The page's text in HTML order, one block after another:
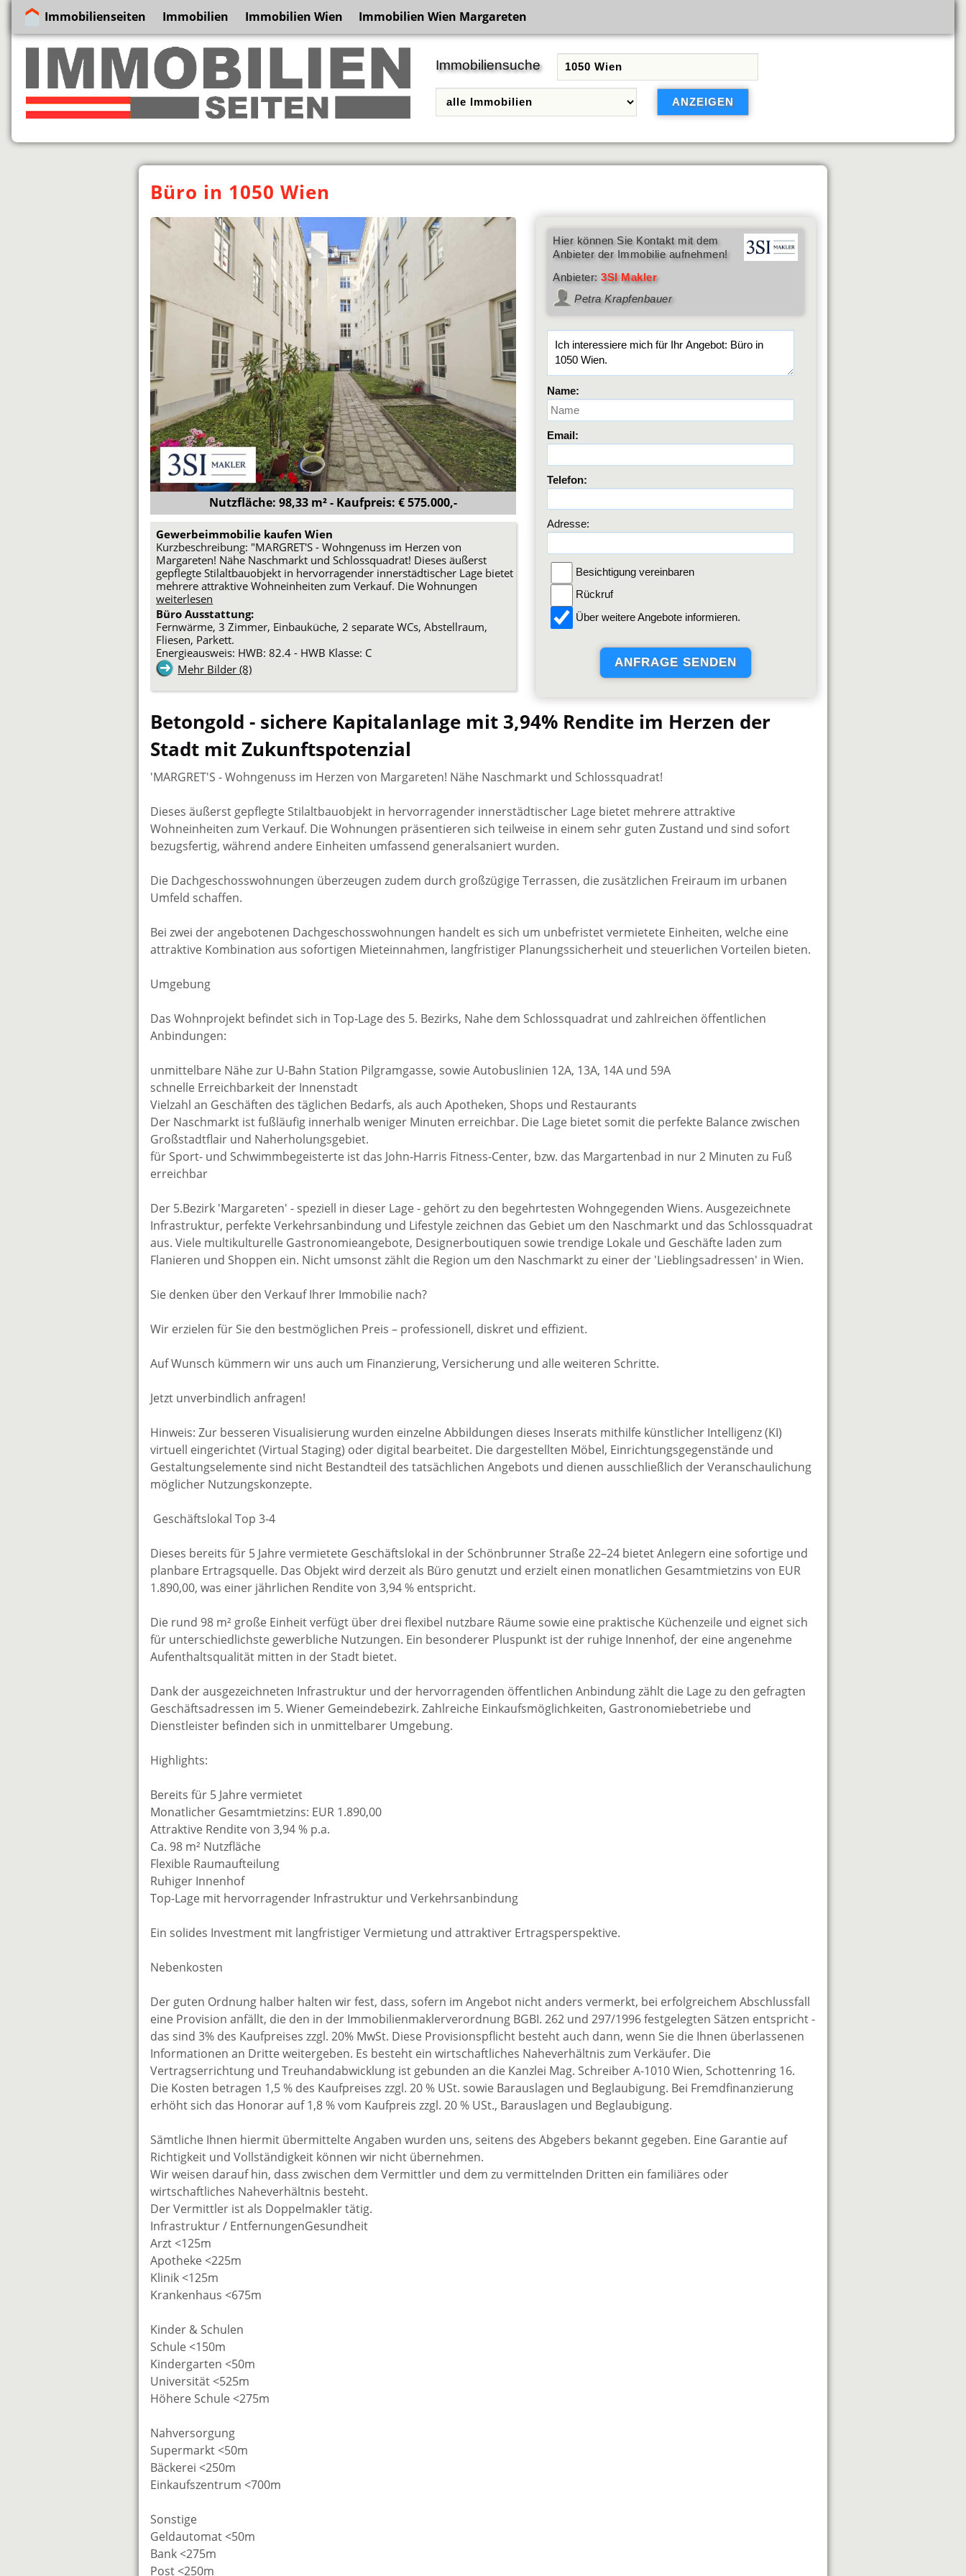
Immobilienseiten Immobilien Immobilien Wien Immobilien Wien Margareten
Immobiliensuche
Büro in 1050 Wien
Nutzfläche: 98,33 m² - Kaufpreis: € 575.000,-
Gewerbeimmobilie kaufen Wien
Kurzbeschreibung: "MARGRET'S - Wohngenuss im Herzen von
Margareten! Nähe Naschmarkt und Schlossquadrat! Dieses äußerst
gepflegte Stilaltbauobjekt in hervorragender innerstädtischer Lage bietet
mehrere attraktive Wohneinheiten zum Verkauf. Die Wohnungen
weiterlesen
Büro Ausstattung:
Fernwärme, 3 Zimmer, Einbauküche, 2 separate WCs, Abstellraum,
Fliesen, Parkett.
Energieausweis: HWB: 82.4 - HWB Klasse: C
Mehr Bilder (8)
Hier können Sie Kontakt mit dem
Anbieter der Immobilie aufnehmen!
Anbieter:3SI Makler
Petra Krapfenbauer
Name:
Email:
Telefon:
Adresse:
Besichtigung vereinbaren
Rückruf
Über weitere Angebote informieren.
Betongold - sichere Kapitalanlage mit 3,94% Rendite im Herzen der
Stadt mit Zukunftspotenzial
'MARGRET'S - Wohngenuss im Herzen von Margareten! Nähe Naschmarkt und Schlossquadrat!
Dieses äußerst gepflegte Stilaltbauobjekt in hervorragender innerstädtischer Lage bietet mehrere attraktive
Wohneinheiten zum Verkauf. Die Wohnungen präsentieren sich teilweise in einem sehr guten Zustand und sind sofort
bezugsfertig, während andere Einheiten umfassend generalsaniert wurden.
Die Dachgeschosswohnungen überzeugen zudem durch großzügige Terrassen, die zusätzlichen Freiraum im urbanen
Umfeld schaffen.
Bei zwei der angebotenen Dachgeschosswohnungen handelt es sich um unbefristet vermietete Einheiten, welche eine
attraktive Kombination aus sofortigen Mieteinnahmen, langfristiger Planungssicherheit und steuerlichen Vorteilen bieten.
Umgebung
Das Wohnprojekt befindet sich in Top-Lage des 5. Bezirks, Nahe dem Schlossquadrat und zahlreichen öffentlichen
Anbindungen:
unmittelbare Nähe zur U-Bahn Station Pilgramgasse, sowie Autobuslinien 12A, 13A, 14A und 59A
schnelle Erreichbarkeit der Innenstadt
Vielzahl an Geschäften des täglichen Bedarfs, als auch Apotheken, Shops und Restaurants
Der Naschmarkt ist fußläufig innerhalb weniger Minuten erreichbar. Die Lage bietet somit die perfekte Balance zwischen
Großstadtflair und Naherholungsgebiet.
für Sport- und Schwimmbegeisterte ist das John-Harris Fitness-Center, bzw. das Margartenbad in nur 2 Minuten zu Fuß
erreichbar
Der 5.Bezirk 'Margareten' - speziell in dieser Lage - gehört zu den begehrtesten Wohngegenden Wiens. Ausgezeichnete
Infrastruktur, perfekte Verkehrsanbindung und Lifestyle zeichnen das Gebiet um den Naschmarkt und das Schlossquadrat
aus. Viele multikulturelle Gastronomieangebote, Designerboutiquen sowie trendige Lokale und Geschäfte laden zum
Flanieren und Shoppen ein. Nicht umsonst zählt die Region um den Naschmarkt zu einer der 'Lieblingsadressen' in Wien.
Sie denken über den Verkauf Ihrer Immobilie nach?
Wir erzielen für Sie den bestmöglichen Preis – professionell, diskret und effizient.
Auf Wunsch kümmern wir uns auch um Finanzierung, Versicherung und alle weiteren Schritte.
Jetzt unverbindlich anfragen!
Hinweis: Zur besseren Visualisierung wurden einzelne Abbildungen dieses Inserats mithilfe künstlicher Intelligenz (KI)
virtuell eingerichtet (Virtual Staging) oder digital bearbeitet. Die dargestellten Möbel, Einrichtungsgegenstände und
Gestaltungselemente sind nicht Bestandteil des tatsächlichen Angebots und dienen ausschließlich der Veranschaulichung
möglicher Nutzungskonzepte.
Geschäftslokal Top 3-4
Dieses bereits für 5 Jahre vermietete Geschäftslokal in der Schönbrunner Straße 22–24 bietet Anlegern eine sofortige und
planbare Ertragsquelle. Das Objekt wird derzeit als Büro genutzt und erzielt einen monatlichen Gesamtmietzins von EUR
1.890,00, was einer jährlichen Rendite von 3,94 % entspricht.
Die rund 98 m² große Einheit verfügt über drei flexibel nutzbare Räume sowie eine praktische Küchenzeile und eignet sich
für unterschiedlichste gewerbliche Nutzungen. Ein besonderer Pluspunkt ist der ruhige Innenhof, der eine angenehme
Aufenthaltsqualität mitten in der Stadt bietet.
Dank der ausgezeichneten Infrastruktur und der hervorragenden öffentlichen Anbindung zählt die Lage zu den gefragten
Geschäftsadressen im 5. Wiener Gemeindebezirk. Zahlreiche Einkaufsmöglichkeiten, Gastronomiebetriebe und
Dienstleister befinden sich in unmittelbarer Umgebung.
Highlights:
Bereits für 5 Jahre vermietet
Monatlicher Gesamtmietzins: EUR 1.890,00
Attraktive Rendite von 3,94 % p.a.
Ca. 98 m² Nutzfläche
Flexible Raumaufteilung
Ruhiger Innenhof
Top-Lage mit hervorragender Infrastruktur und Verkehrsanbindung
Ein solides Investment mit langfristiger Vermietung und attraktiver Ertragsperspektive.
Nebenkosten
Der guten Ordnung halber halten wir fest, dass, sofern im Angebot nicht anders vermerkt, bei erfolgreichem Abschlussfall
eine Provision anfällt, die den in der Immobilienmaklerverordnung BGBI. 262 und 297/1996 festgelegten Sätzen entspricht -
das sind 3% des Kaufpreises zzgl. 20% MwSt. Diese Provisionspflicht besteht auch dann, wenn Sie die Ihnen überlassenen
Informationen an Dritte weitergeben. Es besteht ein wirtschaftliches Naheverhältnis zum Verkäufer. Die
Vertragserrichtung und Treuhandabwicklung ist gebunden an die Kanzlei Mag. Schreiber A-1010 Wien, Schottenring 16.
Die Kosten betragen 1,5 % des Kaufpreises zzgl. 20 % USt. sowie Barauslagen und Beglaubigung. Bei Fremdfinanzierung
erhöht sich das Honorar auf 1,8 % vom Kaufpreis zzgl. 20 % USt., Barauslagen und Beglaubigung.
Sämtliche Ihnen hiermit übermittelte Angaben wurden uns, seitens des Abgebers bekannt gegeben. Eine Garantie auf
Richtigkeit und Vollständigkeit können wir nicht übernehmen.
Wir weisen darauf hin, dass zwischen dem Vermittler und dem zu vermittelnden Dritten ein familiäres oder
wirtschaftliches Naheverhältnis besteht.
Der Vermittler ist als Doppelmakler tätig.
Infrastruktur / EntfernungenGesundheit
Arzt <125m
Apotheke <225m
Klinik <125m
Krankenhaus <675m
Kinder & Schulen
Schule <150m
Kindergarten <50m
Universität <525m
Höhere Schule <275m
Nahversorgung
Supermarkt <50m
Bäckerei <250m
Einkaufszentrum <700m
Sonstige
Geldautomat <50m
Bank <275m
Post <250m